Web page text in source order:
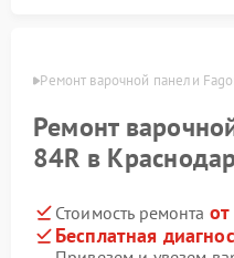
Ремонт варочной панели
Ремонт
84R в
Стоимость ремонта
Бесплатная